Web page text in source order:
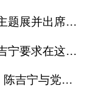
陈吉宁龚正等参观浦东开发开放主题展并出席座谈会
上海市委人大工作会议举行，陈吉宁要求在这些方面更加奋发有为
锚定“十五五”上海经济社会发展，陈吉宁与党外人士专题协商座谈